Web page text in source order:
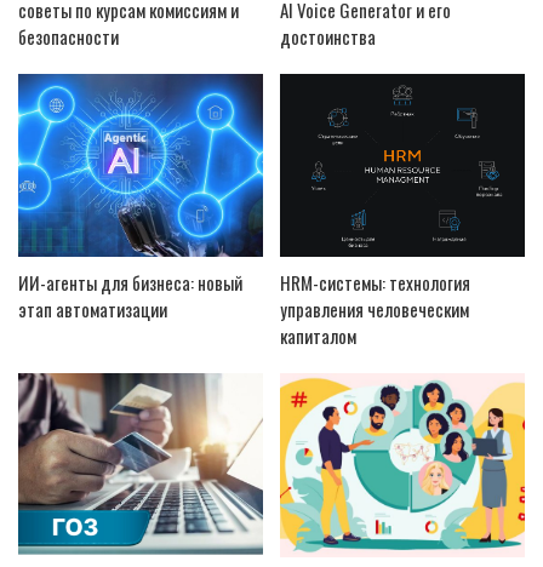
советы по курсам комиссиям и
безопасности
AI Voice Generator и его
достоинства
ИИ-агенты для бизнеса: новый
этап автоматизации
HRM-системы: технология
управления человеческим
капиталом